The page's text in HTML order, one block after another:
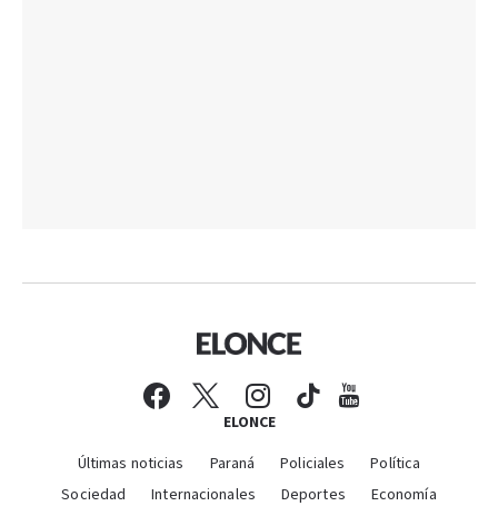
ELONCE
Últimas noticias Paraná Policiales
Política
Sociedad
Internacionales Deportes
Economía